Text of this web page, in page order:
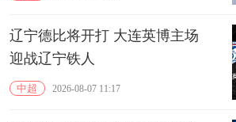
辽宁德比将开打 大连英博主场
迎战辽宁铁人
中超 2026-08-07 11:17